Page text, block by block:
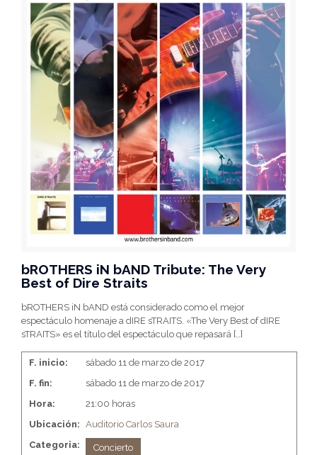
bROTHERS iN bAND Tribute: The Very
Best of Dire Straits
bROTHERS iN bAND está considerado como el mejor
espectáculo homenaje a dIRE sTRAITS. «The Very Best of dIRE
sTRAITS» es el título del espectáculo que repasará […]
F. inicio:
sábado 11 de marzo de 2017
F. fin:
sábado 11 de marzo de 2017
Hora:
21:00 horas
Ubicación: Auditorio Carlos Saura
Categoria:
Concierto